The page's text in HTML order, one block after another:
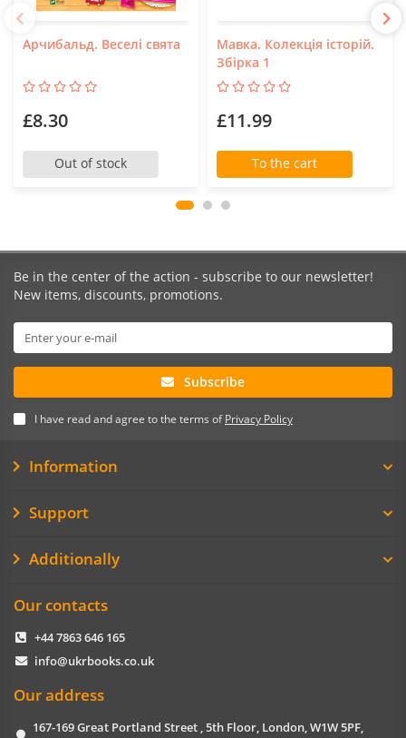
Арчибальд. Веселі свята
£8.30
Out of stock
Мавка. Колекція історій.
Збірка 1
£11.99
To the cart
Be in the center of the action - subscribe to our newsletter!
New items, discounts, promotions.
Subscribe
I have read and agree to the terms ofPrivacy Policy
Information
Support
Additionally
Our contacts
+44 7863 646 165
info@ukrbooks.co.uk
Our address
167-169 Great Portland Street , 5th Floor, London, W1W 5PF,